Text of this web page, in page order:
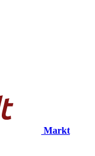
Markt